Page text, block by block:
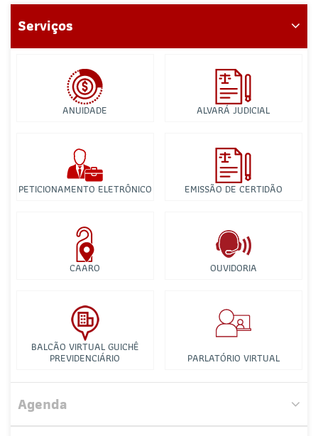
Serviços
ANUIDADE ALVARÁ JUDICIAL
PETICIONAMENTO ELETRÔNICO EMISSÃO DE CERTIDÃO
CAARO OUVIDORIA
BALCÃO VIRTUAL GUICHÊ
PREVIDENCIÁRIO PARLATÓRIO VIRTUAL
Agenda